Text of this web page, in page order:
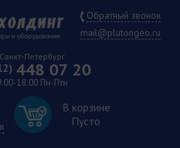
Обратный звонок
mail@plutongeo.ru
Санкт-Петербург
448 07 20
18.00 Пн-Птн
В корзине
Пусто